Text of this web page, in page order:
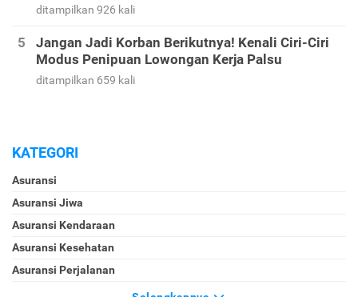
ditampilkan 926 kali
Jangan Jadi Korban Berikutnya! Kenali Ciri-Ciri
Modus Penipuan Lowongan Kerja Palsu
ditampilkan 659 kali
KATEGORI
Asuransi
Asuransi Jiwa
Asuransi Kendaraan
Asuransi Kesehatan
Asuransi Perjalanan